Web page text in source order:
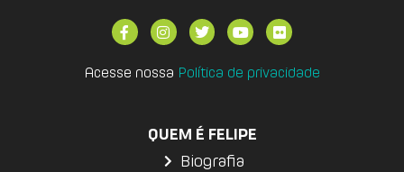
Acesse nossa Política de privacidade
QUEM É FELIPE
Biografia